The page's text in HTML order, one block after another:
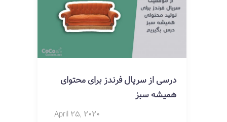
درسی از سریال فرندز برای محتوای
همیشه سبز
April 25, 2020